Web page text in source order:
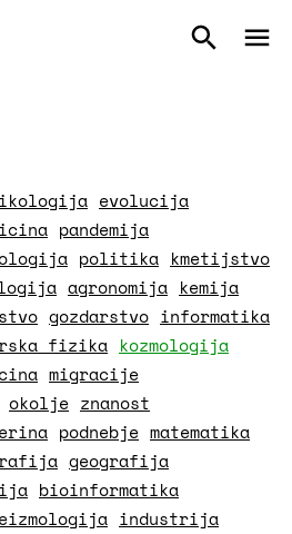
evolucija
pandemija
politika kmetijstvo
agronomija kemija
gozdarstvo informatika
fizika kozmologija
migracije
okolje znanost
podnebje matematika
geografija
bioinformatika
industrija